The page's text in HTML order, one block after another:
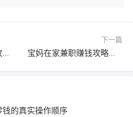
2026购物返利 APP 全攻略：高佣联盟/果冻宝盒/安利/好省短剧，自用省钱分享赚
下一篇
宝妈在家兼职赚钱攻略：赏帮赚/趣闲赚/企鹅互助/秒单，带娃月入3000+
的真实操作顺序